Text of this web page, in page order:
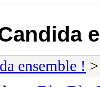
ensemble !